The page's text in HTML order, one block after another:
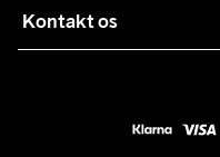
Sustainability
Kundeservice
Kontakt os